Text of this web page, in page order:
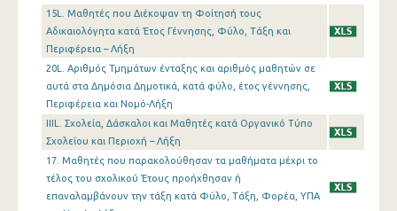
15L. Μαθητές που Διέκοψαν τη Φοίτησή τους
Αδικαιολόγητα κατά Έτος Γέννησης, Φύλο, Τάξη και
Περιφέρεια – Λήξη
20L. Αριθμός Τμημάτων ένταξης και αριθμός μαθητών σε
αυτά στα Δημόσια Δημοτικά, κατά φύλο, έτος γέννησης,
Περιφέρεια και Νομό-Λήξη
IIIL. Σχολεία, Δάσκαλοι και Μαθητές κατά Οργανικό Τύπο
Σχολείου και Περιοχή – Λήξη
17. Μαθητές που παρακολούθησαν τα μαθήματα μέχρι το
τέλος του σχολικού Έτους προήχθησαν ή
επαναλαμβάνουν την τάξη κατά Φύλο, Τάξη, Φορέα, ΥΠΑ